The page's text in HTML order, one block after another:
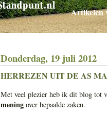
Artikelen
Donderdag, 19 juli 2012
HERREZEN UIT DE AS
Met veel plezier heb ik dit blog tot
mening over bepaalde zaken.